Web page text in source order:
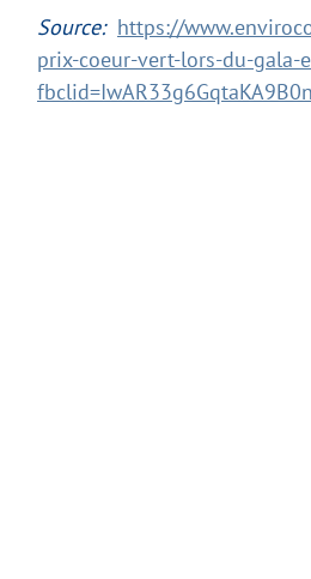
Source: https://
prix-coeur-vert-lors-du-gala-